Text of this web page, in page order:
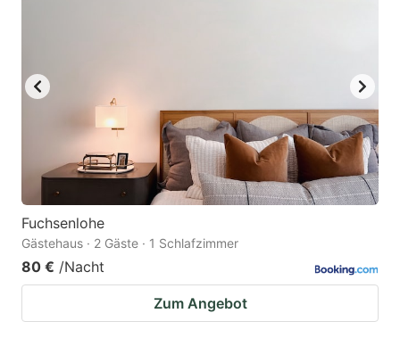
Fuchsenlohe
Gästehaus · 2 Gäste · 1 Schlafzimmer
80 € /Nacht
Zum Angebot